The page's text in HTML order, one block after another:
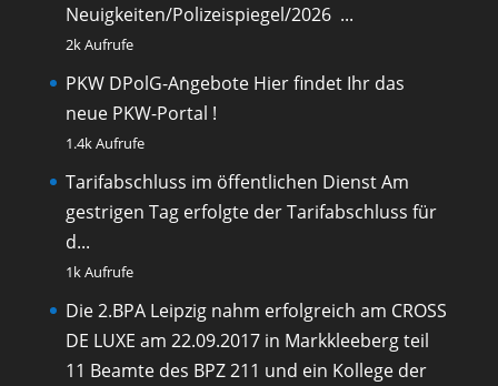
Neuigkeiten/Polizeispiegel/2026 ...
2k Aufrufe
PKW DPolG-Angebote Hier findet Ihr das
neue PKW-Portal !
1.4k Aufrufe
Tarifabschluss im öffentlichen DienstAm
gestrigen Tag erfolgte der Tarifabschluss für
d...
1k Aufrufe
Die 2.BPA Leipzig nahm erfolgreich am CROSS
DE LUXE am 22.09.2017 in Markkleeberg teil
11 Beamte des BPZ 211 und ein Kollege der